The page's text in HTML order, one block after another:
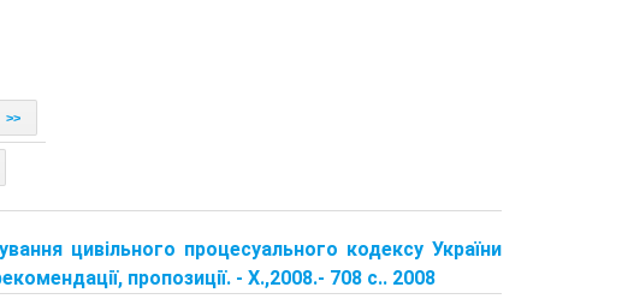
>>
цивільного процесуального кодексу України
пропозиції. - X.,2008.- 708 с.. 2008